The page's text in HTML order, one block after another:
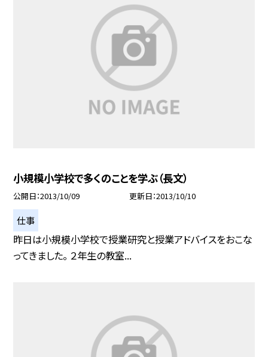
小規模小学校で多くのことを学ぶ（長文）
公開日 2013/10/09 更新日 2013/10/10
仕事
昨日は小規模小学校で授業研究と授業アドバイスをおこな
ってきました。 ２年生の教室...